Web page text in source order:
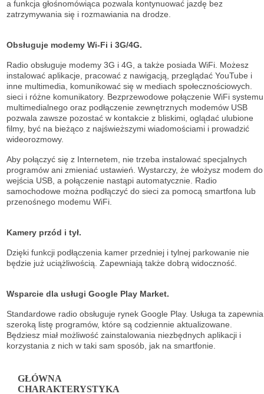
a funkcja głośnomówiąca pozwala kontynuować jazdę bez
zatrzymywania się i rozmawiania na drodze.
Obsługuje modemy Wi-Fi i 3G/4G.
Radio obsługuje modemy 3G i 4G, a także posiada WiFi. Możesz
instalować aplikacje, pracować z nawigacją, przeglądać YouTube i
inne multimedia, komunikować się w mediach społecznościowych.
sieci i różne komunikatory. Bezprzewodowe połączenie WiFi systemu
multimedialnego oraz podłączenie zewnętrznych modemów USB
pozwala zawsze pozostać w kontakcie z bliskimi, oglądać ulubione
filmy, być na bieżąco z najświeższymi wiadomościami i prowadzić
wideorozmowy.
Aby połączyć się z Internetem, nie trzeba instalować specjalnych
programów ani zmieniać ustawień. Wystarczy, że włożysz modem do
wejścia USB, a połączenie nastąpi automatycznie. Radio
samochodowe można podłączyć do sieci za pomocą smartfona lub
przenośnego modemu WiFi.
Kamery przód i tył.
Dzięki funkcji podłączenia kamer przedniej i tylnej parkowanie nie
będzie już uciążliwością. Zapewniają także dobrą widoczność.
Wsparcie dla usługi Google Play Market.
Standardowe radio obsługuje rynek Google Play. Usługa ta zapewnia
szeroką listę programów, które są codziennie aktualizowane.
Będziesz miał możliwość zainstalowania niezbędnych aplikacji i
korzystania z nich w taki sam sposób, jak na smartfonie.
GŁÓWNA
CHARAKTERYSTYKA